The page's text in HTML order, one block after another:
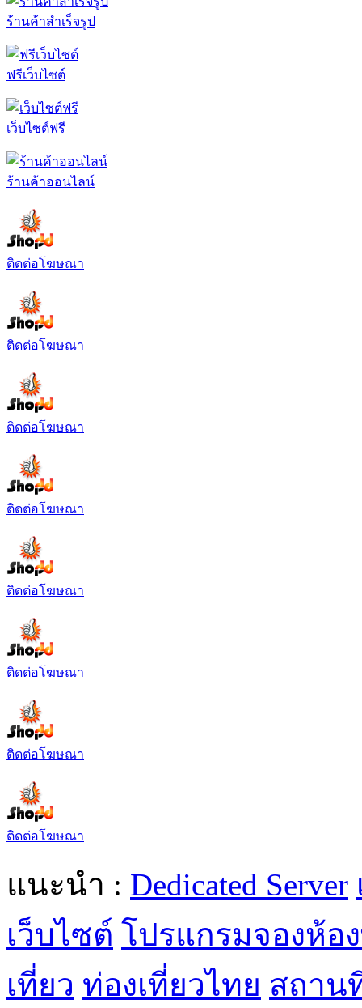
ร้านค้าสำเร็จรูป
ฟรีเว็บไซต์
เว็บไซต์ฟรี
ร้านค้าออนไลน์
ติดต่อโฆษณา
ติดต่อโฆษณา
ติดต่อโฆษณา
ติดต่อโฆษณา
ติดต่อโฆษณา
ติดต่อโฆษณา
ติดต่อโฆษณา
ติดต่อโฆษณา
แนะนำ : Dedicated Server
เว็บไซต์ โปรแกรมจองห้อ
เที่ยว ท่องเที่ยวไทย สถาน